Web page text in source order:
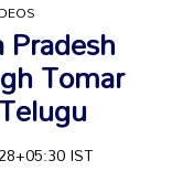
Pradesh
Tomar
IST